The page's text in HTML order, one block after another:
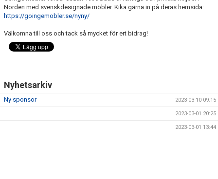
Norden med svenskdesignade möbler. Kika gärna in på deras hemsida:
https://goingemobler.se/nyny/
Välkomna till oss och tack så mycket för ert bidrag!
Nyhetsarkiv
Ny sponsor 2023-03-10 09:15
2023-03-01 20:25
2023-03-01 13:44